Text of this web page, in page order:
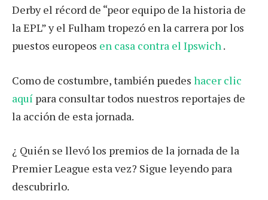
Derby el récord de “peor equipo de la historia de
la EPL” y el Fulham tropezó en la carrera por los
puestos europeos en casa contra el Ipswich.
Como de costumbre, también puedes hacer clic
aquí para consultar todos nuestros reportajes de
la acción de esta jornada.
¿ Quién se llevó los premios de la jornada de la
Premier League esta vez? Sigue leyendo para
descubrirlo.